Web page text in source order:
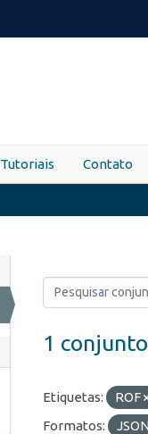
Tutoriais Contato
1
Etiquetas: ROF
Formatos:
JSON